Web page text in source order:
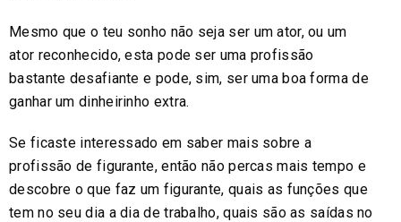
Mesmo que o teu sonho não seja ser um ator, ou um
ator reconhecido, esta pode ser uma profissão
bastante desafiante e pode, sim, ser uma boa forma de
ganhar um dinheirinho extra.
Se ficaste interessado em saber mais sobre a
profissão de figurante, então não percas mais tempo e
descobre o que faz um figurante, quais as funções que
tem no seu dia a dia de trabalho, quais são as saídas no